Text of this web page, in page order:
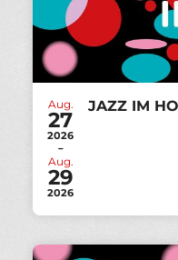
Aug.
27
2026
-
Aug.
29
2026
JAZZ IM